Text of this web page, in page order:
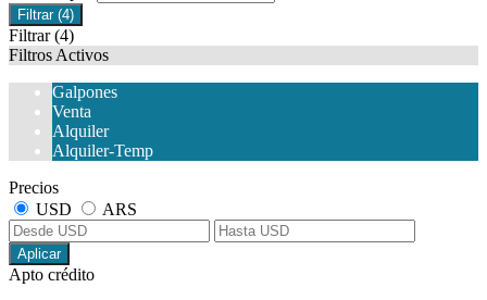
Filtrar (4)
Filtrar (4)
Filtros Activos
Galpones
Venta
Alquiler
Alquiler-Temp
Precios
USD
ARS
Aplicar
Apto crédito